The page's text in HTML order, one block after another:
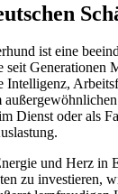
ist eine
seit Gene­ra­tio­nen
Intel­li­genz,
Dienst oder als
und Herz in
zu inves­tie­ren,